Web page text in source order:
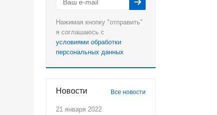
Нажимая кнопку "отправить"
я соглашаюсь с
условиями обработки
персональных данных
Новости Все новости
21 января 2022